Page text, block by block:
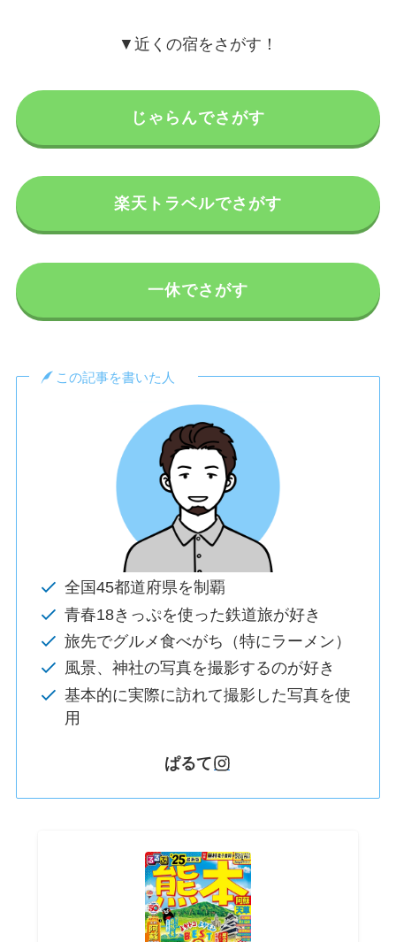
▼近くの宿をさがす！
じゃらんでさがす
楽天トラベルでさがす
一休でさがす
この記事を書いた人
全国45都道府県を制覇
青春18きっぷを使った鉄道旅が好き
旅先でグルメ食べがち（特にラーメン）
風景、神社の写真を撮影するのが好き
基本的に実際に訪れて撮影した写真を使
用
ぱるて